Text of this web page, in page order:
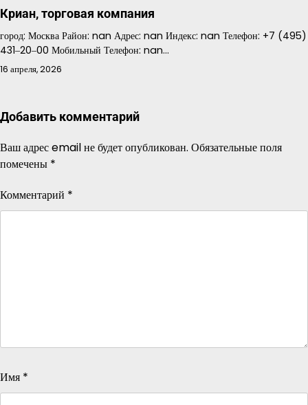
Криан, торговая компания
город: Москва Район: nan Адрес: nan Индекс: nan Телефон: +7 (495)
431‒20‒00 Мобильный Телефон: nan…
16 апреля, 2026
Добавить комментарий
Ваш адрес email не будет опубликован. Обязательные поля
помечены *
Комментарий *
Имя *